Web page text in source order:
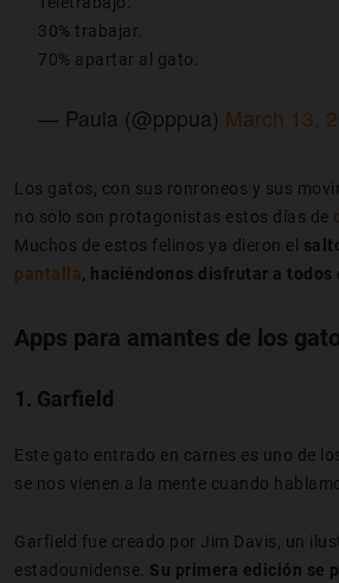
30% trabajar.
70% apartar al gato.
— Paula (@pppua) March 13,
Los gatos, con sus ronroneos y sus
no solo son protagonistas estos días de
Muchos de estos felinos ya dieron el
pantalla , haciéndonos disfrutar a
Apps para amantes de los
1. Garfield
Este gato entrado en carnes es uno de
se nos vienen a la mente cuando
Garfield fue creado por Jim Davis, un
estadounidense. Su primera edición se